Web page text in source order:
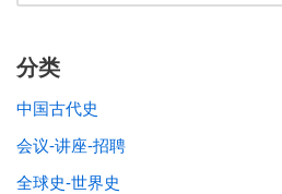
分类
中国古代史
会议-讲座-招聘
全球史-世界史